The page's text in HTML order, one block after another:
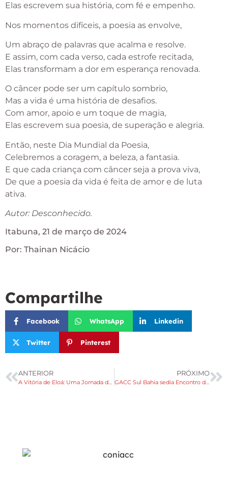
Elas escrevem sua história, com fé e empenho.
Nos momentos difíceis, a poesia as envolve,
Um abraço de palavras que acalma e resolve.
E assim, com cada verso, cada estrofe recitada,
Elas transformam a dor em esperança renovada.
O câncer pode ser um capítulo sombrio,
Mas a vida é uma história de desafios.
Com amor, apoio e um toque de magia,
Elas escrevem sua poesia, de superação e alegria.
Então, neste Dia Mundial da Poesia,
Celebremos a coragem, a beleza, a fantasia.
E que cada criança com câncer seja a prova viva,
De que a poesia da vida é feita de amor e de luta
ativa.
Autor: Desconhecido.
Itabuna, 21 de março de 2024
Por: Thainan Nicácio
Compartilhe
Facebook WhatsApp Linkedin
Twitter Pinterest
ANTERIOR
A Vitória de Eloá: Uma Jornada de Superação Contra o Câncer Infantojuvenil
PRÓXIMO
GACC Sul Bahia sedia Encontro da CONIACC para traçar Plano Estratégico Anual